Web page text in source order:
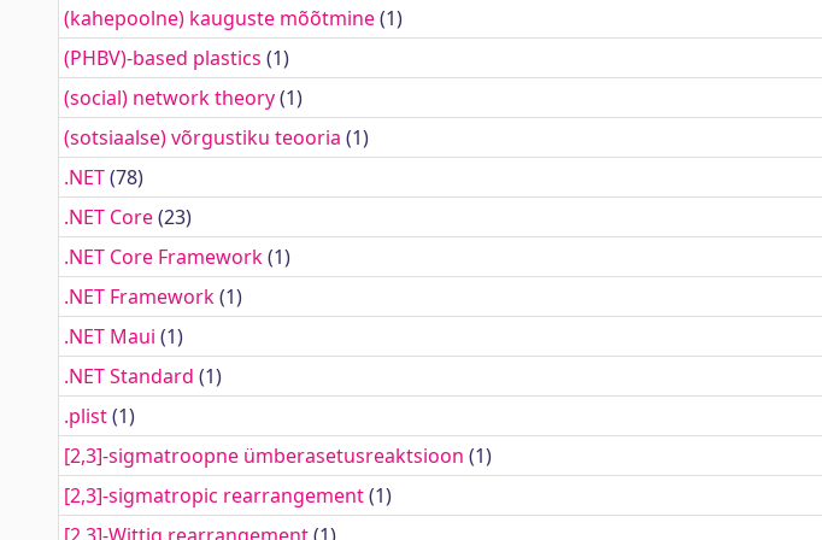
(kahepoolne) kauguste mõõtmine(1)
(PHBV)-based plastics (1)
(social) network theory(1)
(sotsiaalse) võrgustiku teooria (1)
.NET(78)
.NET Core(23)
.NET Core Framework(1)
.NET Framework(1)
.NET Maui (1)
.NET Standard (1)
.plist(1)
[2,3]-sigmatroopne ümberasetusreaktsioon (1)
[2,3]-sigmatropic rearrangement(1)